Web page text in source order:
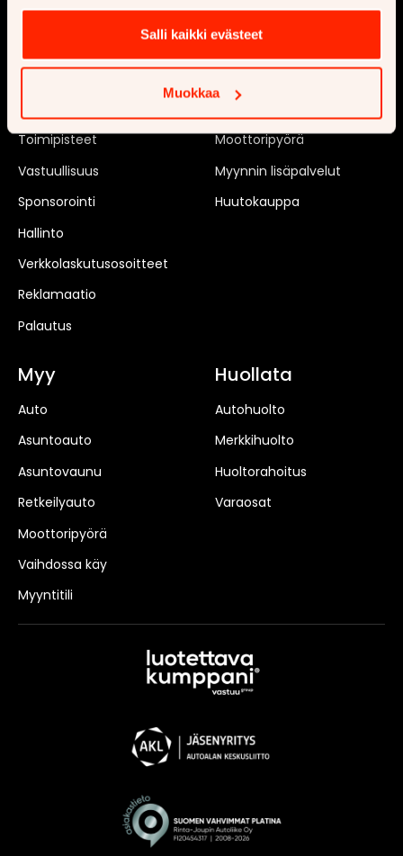
Salli kaikki evästeet
Muokkaa
Ota yhteyttä
Toimipisteet
Vastuullisuus
Sponsorointi
Hallinto
Verkkolaskutusosoitteet
Reklamaatio
Palautus
Vaihtoautot
Moottoripyörä
Myynnin lisäpalvelut
Huutokauppa
Myy
Auto
Asuntoauto
Asuntovaunu
Retkeilyauto
Moottoripyörä
Vaihdossa käy
Myyntitili
Huollata
Autohuolto
Merkkihuolto
Huoltorahoitus
Varaosat